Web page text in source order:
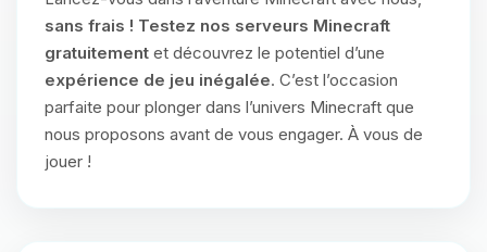
sans frais ! Testez nos serveurs Minecraft
gratuitement et découvrez le potentiel d’une
expérience de jeu inégalée. C’est l’occasion
parfaite pour plonger dans l’univers Minecraft que
nous proposons avant de vous engager. À vous de
jouer !